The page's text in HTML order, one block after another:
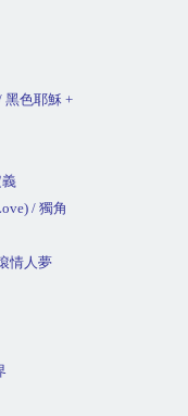
黑色耶穌 +
/獨角
情人夢